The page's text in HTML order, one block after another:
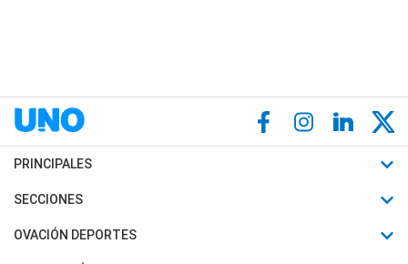
PRINCIPALES
Últimas Noticias
Política
SECCIONES
Horóscopo
OVACIÓN DEPORTES